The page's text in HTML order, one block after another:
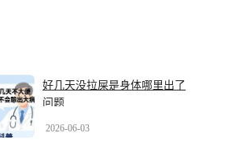
好几天没拉屎是身体哪里出了
问题
2026-06-03